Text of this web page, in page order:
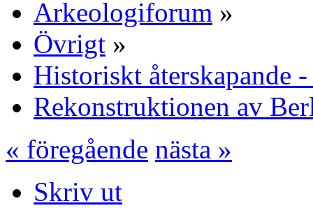
Arkeologiforum »
Övrigt »
Historiskt återskapande
Rekonstruktionen av
« föregående nästa »
Skriv ut